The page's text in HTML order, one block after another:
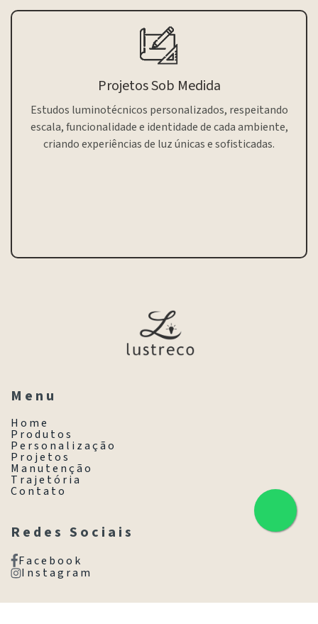
Projetos Sob Medida
Estudos luminotécnicos personalizados, respeitando
escala, funcionalidade e identidade de cada ambiente,
criando experiências de luz únicas e sofisticadas.
M e n u
H o m e
P r o d u t o s
P e r s o n a l i z a ç ã o
P r o j e t o s
M a n u t e n ç ã o
T r a j e t ó r i a
C o n t a t o
R e d e s S o c i a i s
F a c e b o o k
I n s t a g r a m